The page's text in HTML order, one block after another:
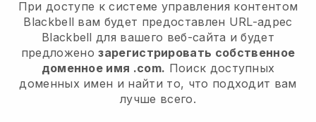
При доступе к системе управления контентом
Blackbell вам будет предоставлен URL-адрес
Blackbell для вашего веб-сайта и будет
предложенозарегистрировать собственное
доменное имя .com. Поиск доступных
доменных имен и найти то, что подходит вам
лучше всего.